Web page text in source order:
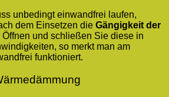
unbedingt einwandfrei laufen,
dem Einsetzen die Gängigkeit der
Öffnen und schließen Sie diese in
so merkt man am
funktioniert.